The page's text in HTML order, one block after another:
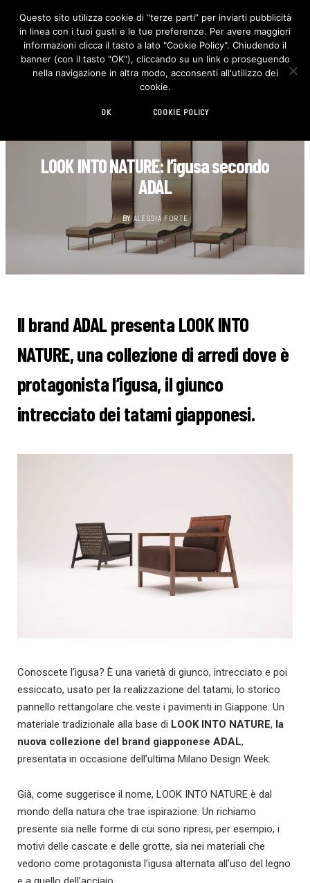
F
c
e
b
o
I
n
s
t
LOOK INTO NATURE: l’igusa secondo
ADAL
BY ALESSIA FORTE
Il brand ADAL presenta LOOK INTO
NATURE, una collezione di arredi dove è
protagonista l’igusa, il giunco
intrecciato dei tatami giapponesi.
Conoscete l’igusa? È una varietà di giunco, intrecciato e poi
essiccato, usato per la realizzazione del tatami, lo storico
pannello rettangolare che veste i pavimenti in Giappone. Un
materiale tradizionale alla base di LOOK INTO NATURE, la
nuova collezione del brand giapponese ADAL,
presentata in occasione dell’ultima Milano Design Week.
Già, come suggerisce il nome, LOOK INTO NATURE è dal
mondo della natura che trae ispirazione. Un richiamo
presente sia nelle forme di cui sono ripresi, per esempio, i
motivi delle cascate e delle grotte, sia nei materiali che
vedono come protagonista l’igusa alternata all’uso del legno
Questo sito utilizza cookie di “terze parti” per inviarti pubblicità
in linea con i tuoi gusti e le tue preferenze. Per avere maggiori
informazioni clicca il tasto a lato "Cookie Policy". Chiudendo il
banner (con il tasto "OK"), cliccando su un link o proseguendo
nella navigazione in altra modo, acconsenti all'utilizzo dei
cookie.
OK COOKIE POLICY